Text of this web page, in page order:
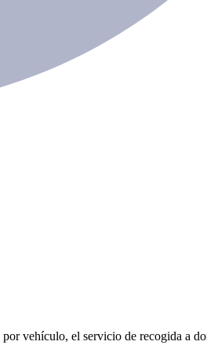
por vehículo, el servicio de recogida a